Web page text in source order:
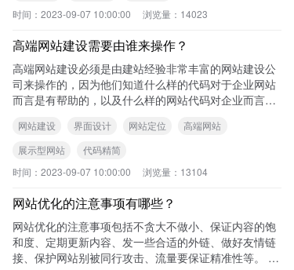
时间： 2023-09-07 10:00:00 浏览量： 14023
高端网站建设需要由谁来操作？
高端网站建设必须是由建站经验非常丰富的网站建设公
司来操作的，因为他们知道什么样的代码对于企业网站
而言是有帮助的，以及什么样的网站代码对企业而言是
网站建设 界面设计 网站定位
高端网站
展示型网站
代码精简
时间： 2023-09-07 10:00:00 浏览量： 13104
网站优化的注意事项有哪些？
网站优化的注意事项包括不贪大不做小、保证内容的饱
和度、定期更新内容、发一些合适的外链、做好友情链
接、保护网站别被同行攻击、流量要保证精准性等。 可